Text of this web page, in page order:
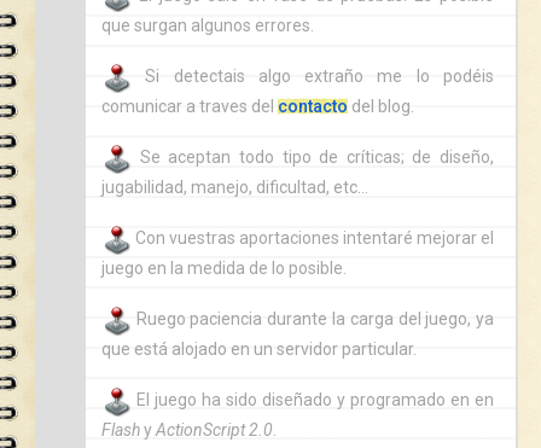
que surgan algunos errores.
Si detectais algo extraño me lo podéis
comunicar a traves del contactodel blog.
Se aceptan todo tipo de críticas; de diseño,
jugabilidad, manejo, dificultad, etc…
Con vuestras aportaciones intentaré mejorar el
juego en la medida de lo posible.
Ruego paciencia durante la carga del juego, ya
que está alojado en un servidor particular.
El juego ha sido diseñado y programado en en
FlashyActionScript 2.0